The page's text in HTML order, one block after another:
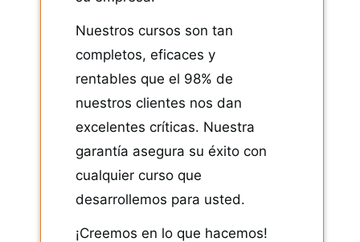
Nuestros cursos son tan
completos, eficaces y
rentables que el 98% de
nuestros clientes nos dan
excelentes críticas. Nuestra
garantía asegura su éxito con
cualquier curso que
desarrollemos para usted.
¡Creemos en lo que hacemos!